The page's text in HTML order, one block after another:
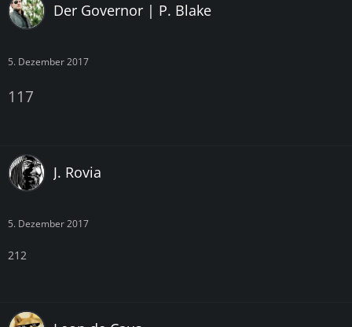
Der Governor | P. Blake
5. Dezember 2017
117
J. Rovia
5. Dezember 2017
212